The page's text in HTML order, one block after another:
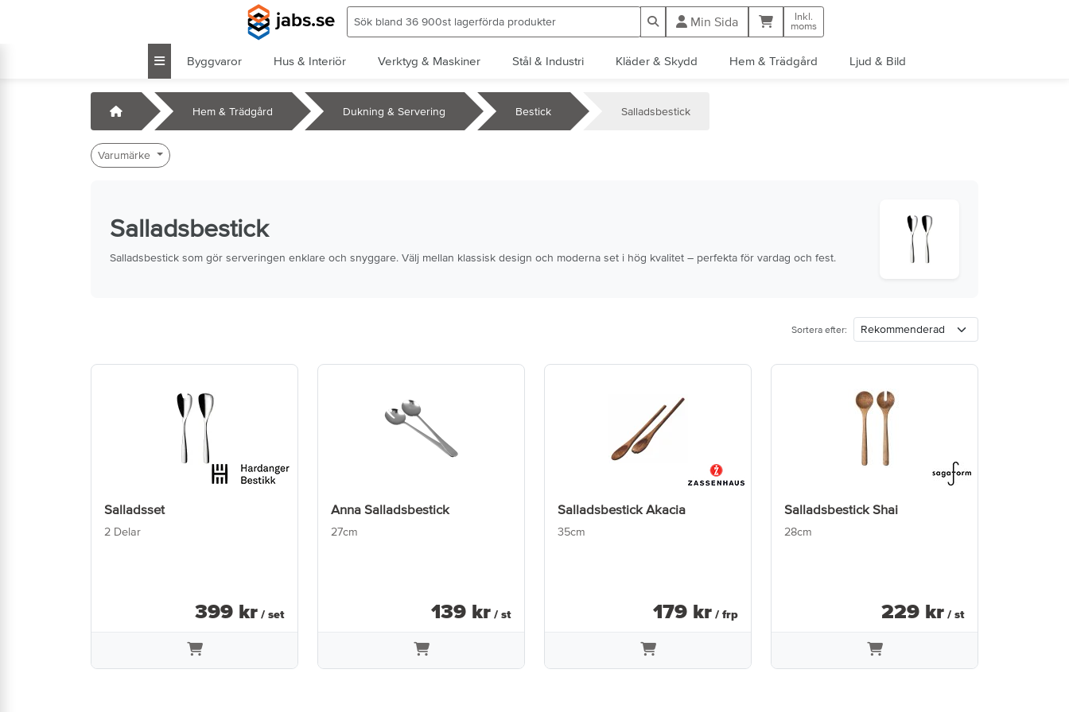
jabs.se Min Sida Kundvagn
Inkl.
moms
Byggvaror Hus & Interiör Verktyg & Maskiner Stål & Industri Kläder & Skydd Hem & Trädgård Ljud & Bild
Startsida Hem & Trädgård Dukning & Servering Bestick Salladsbestick
Varumärke
Salladsbestick
Salladsbestick som gör serveringen enklare och snyggare. Välj mellan klassisk design och moderna set i hög kvalitet – perfekta för vardag och fest.
Sortera efter:
Salladsset
2 Delar
399 kr / set
Anna Salladsbestick
27cm
139 kr / st
Salladsbestick Akacia
35cm
179 kr / frp
Salladsbestick Shai
28cm
229 kr / st